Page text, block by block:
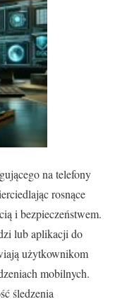
na telefony
rosnące
i bezpieczeństwem.
lub aplikacji do
użytkownikom
mobilnych.
śledzenia